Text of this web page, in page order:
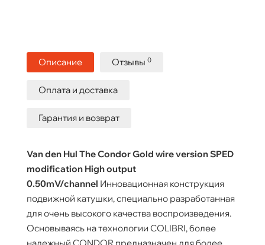
Описание Отзывы 0
Оплата и доставка
Гарантия и возврат
Van den Hul The Condor Gold wire version SPED
modification High output
0.50mV/channel Инновационная конструкция
подвижной катушки, специально разработанная
для очень высокого качества воспроизведения.
Основываясь на технологии COLIBRI, более